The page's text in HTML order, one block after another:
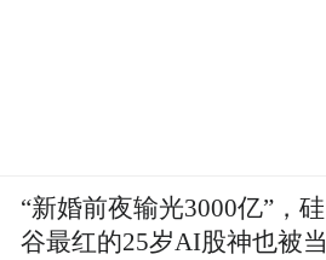
“新婚前夜输光3000亿”，硅
谷最红的25岁AI股神也被当